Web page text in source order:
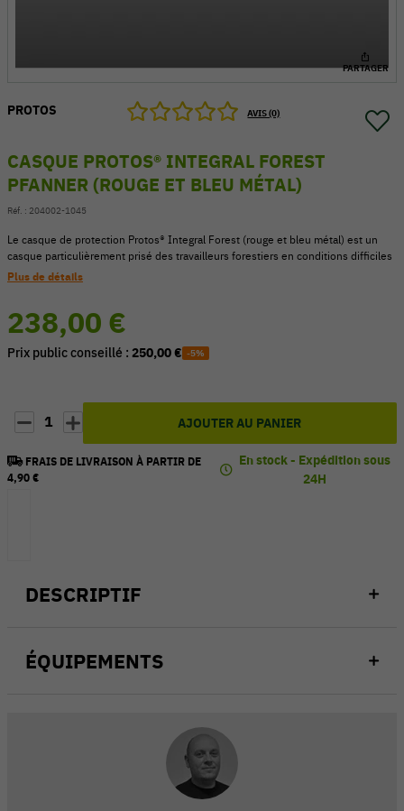
PARTAGER
DESCRIPTIF
ÉQUIPEMENTS
PROTOS AVIS (0)
CASQUE PROTOS® INTEGRAL FOREST
PFANNER (ROUGE ET BLEU MÉTAL)
Réf. : 204002-1045
Le casque de protection Protos® Integral Forest (rouge et bleu métal) est un
casque particulièrement prisé des travailleurs forestiers en conditions difficiles
Plus de détails
238,00 €
Prix public conseillé : 250,00 € -5%
1 AJOUTER AU PANIER
FRAIS DE LIVRAISON À PARTIR DE
4,90 €
En stock - Expédition sous
24H